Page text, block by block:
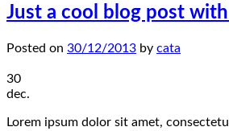
Just a cool blog post with
Posted on 30/12/2013 by cata
30
dec.
Lorem ipsum dolor sit amet,